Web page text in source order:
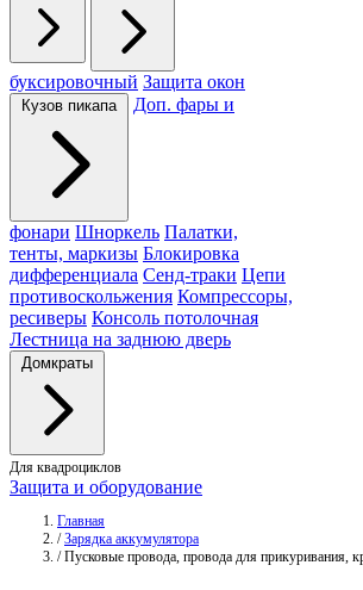
буксировочный Защита окон
Кузов пикапа Доп. фары и
фонари Шноркель Палатки,
тенты, маркизы Блокировка
дифференциала Сенд-траки Цепи
противоскольжения Компрессоры,
ресиверы Консоль потолочная
Лестница на заднюю дверь
Домкраты
Для квадроциклов
Защита и оборудование
Главная
/ Зарядка аккумулятора
/ Пусковые провода, провода для прикуривания,